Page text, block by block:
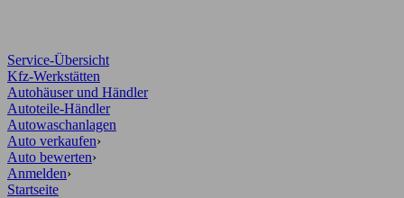
Service-Übersicht
Kfz-Werkstätten
Autohäuser und Händler
Autoteile-Händler
Autowaschanlagen
Auto verkaufen›
Auto bewerten›
Anmelden›
Startseite